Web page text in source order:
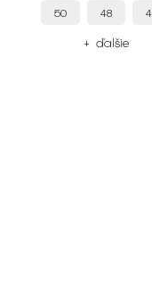
50 48
+ ďalšie